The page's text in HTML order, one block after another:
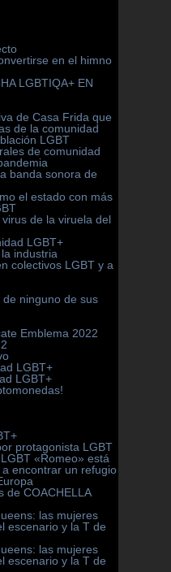
en el himno
LGBTIQA+ EN
de Casa Frida que
de la comunidad
LGBT
de comunidad
banda sonora de
el estado con más
de la viruela del
LGBT+
industria
colectivos LGBT y a
ninguno de sus
Emblema 2022
LGBT+
LGBT+
protagonista LGBT
«Romeo» está
encontrar un refugio
de COACHELLA
las mujeres
escenario y la T de
las mujeres
escenario y la T de